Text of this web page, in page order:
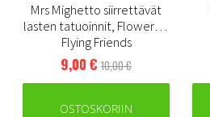
Mrs Mighetto siirrettävät
lasten tatuoinnit, Flowers &
Flying Friends
9,00 € 10,00 €
OSTOSKORIIN